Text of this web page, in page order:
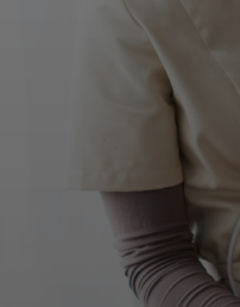
ORIENTAÇÕES